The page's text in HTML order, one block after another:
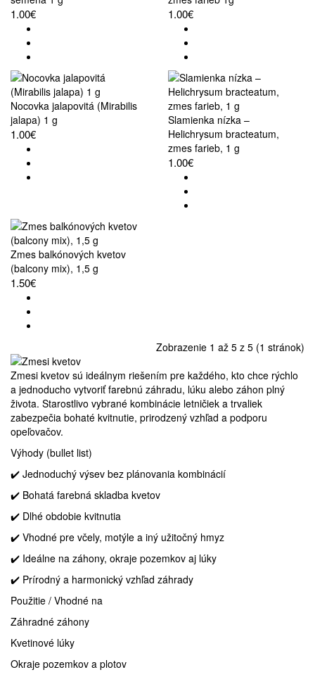
1.00€ 1.00€
Nocovka jalapovitá (Mirabilis
jalapa) 1 g
1.00€
Slamienka nízka –
Helichrysum bracteatum,
zmes farieb, 1 g
1.00€
Zmes balkónových kvetov
(balcony mix), 1,5 g
1.50€
Zobrazenie 1 až 5 z 5 (1 stránok)
Zmesi kvetov sú ideálnym riešením pre každého, kto chce rýchlo
a jednoducho vytvoriť farebnú záhradu, lúku alebo záhon plný
života. Starostlivo vybrané kombinácie letničiek a trvaliek
zabezpečia bohaté kvitnutie, prirodzený vzhľad a podporu
opeľovačov.
Výhody (bullet list)
✔️ Jednoduchý výsev bez plánovania kombinácií
✔️ Bohatá farebná skladba kvetov
✔️ Dlhé obdobie kvitnutia
✔️ Vhodné pre včely, motýle a iný užitočný hmyz
✔️ Ideálne na záhony, okraje pozemkov aj lúky
✔️ Prírodný a harmonický vzhľad záhrady
Použitie / Vhodné na
Záhradné záhony
Kvetinové lúky
Okraje pozemkov a plotov